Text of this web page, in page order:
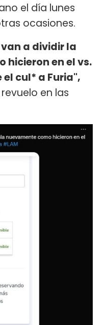
el día lunes
ocasiones.
a dividir la
hicieron en el vs.
cul* a Furia",
en las